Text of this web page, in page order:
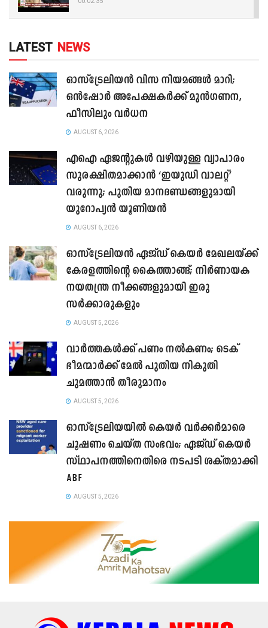
LATEST NEWS
ഓസ്‌ട്രേലിയൻ വിസ നിയമങ്ങൾ മാറി;
ഒൻഷോർ അപേക്ഷകർക്ക് മുൻഗണന,
ഫീസിലും വർധന
AUGUST 6, 2026
എഐ ഏജന്റുകൾ വഴിയുള്ള വ്യാപാരം
സുരക്ഷിതമാക്കാൻ ‘ഇയുഡി വാലറ്റ്’
വരുന്നു; പുതിയ മാനദണ്ഡങ്ങളുമായി
യുറോപ്യൻ യൂണിയൻ
AUGUST 6, 2026
ഓസ്‌ട്രേലിയൻ ഏജ്ഡ് കെയർ മേഖലയ്ക്ക്
കേരളത്തിന്റെ കൈത്താങ്ങ്; നിർണായക
നയതന്ത്ര നീക്കങ്ങളുമായി ഇരു
സർക്കാരുകളും
AUGUST 5, 2026
വാർത്തകൾക്ക് പണം നൽകണം; ടെക്
ഭീമന്മാർക്ക് മേൽ പുതിയ നികുതി
ചുമത്താൻ തീരുമാനം
AUGUST 5, 2026
ഓസ്‌ട്രേലിയയിൽ കെയർ വർക്കർമാരെ
ചൂഷണം ചെയ്ത സംഭവം; ഏജ്ഡ് കെയർ
സ്ഥാപനത്തിനെതിരെ നടപടി ശക്തമാക്കി
ABF
AUGUST 5, 2026